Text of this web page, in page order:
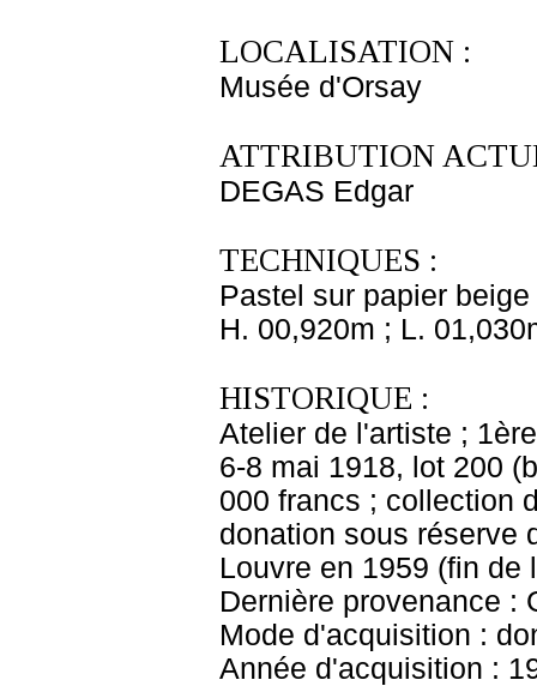
LOCALISATION :
Musée d'Orsay
ATTRIBUTION
DEGAS Edgar
TECHNIQUES :
Pastel sur papier
H. 00,920m ; L.
HISTORIQUE :
Atelier de l'artiste ;
6-8 mai 1918, lot 200
000 francs ; collection
donation sous réserve
Louvre en 1959 (fin de
Dernière provenance :
Mode d'acquisition :
Année d'acquisition :